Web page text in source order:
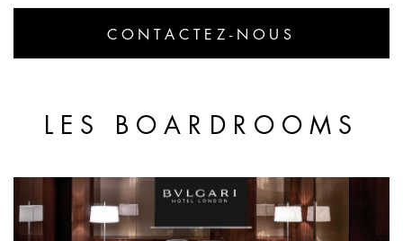
CONTACTEZ-NOUS
LES BOARDROOMS